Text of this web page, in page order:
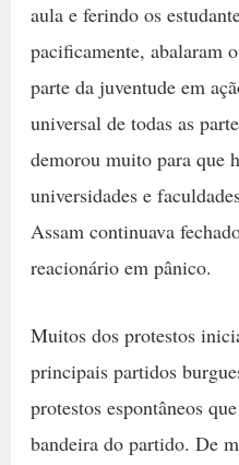
aula e ferindo os
pacificamente, abalaram
parte da juventude em
universal de todas as
demorou muito para que
universidades e
Assam continuava
reacionário em pânico.
Muitos dos protestos
principais partidos
protestos espontâneos
bandeira do partido. De